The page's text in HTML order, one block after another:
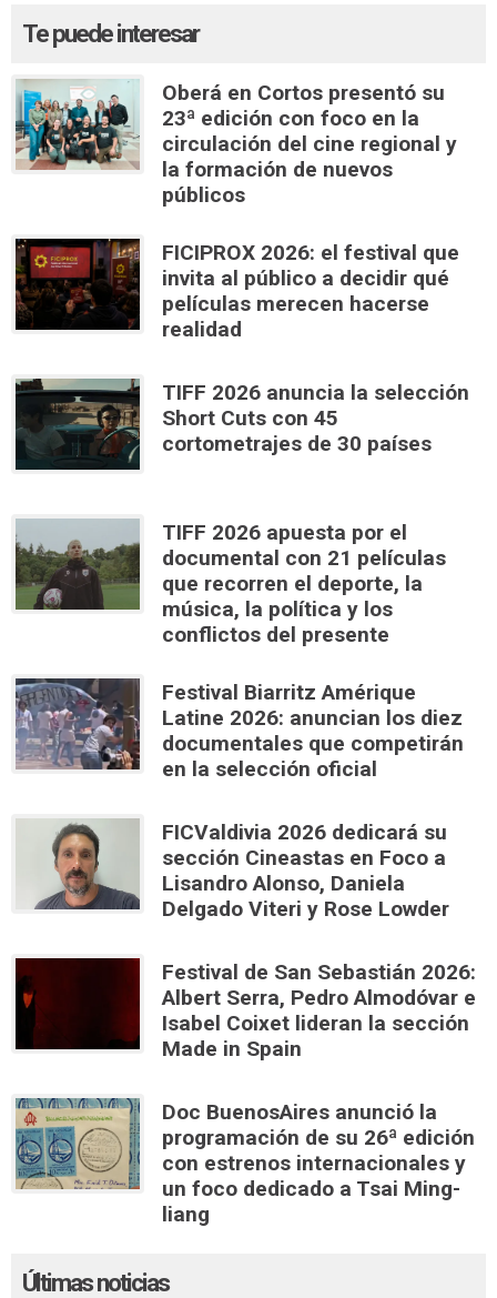
Te puede interesar
Oberá en Cortos presentó su
23ª edición con foco en la
circulación del cine regional y
la formación de nuevos
públicos
FICIPROX 2026: el festival que
invita al público a decidir qué
películas merecen hacerse
realidad
TIFF 2026 anuncia la selección
Short Cuts con 45
cortometrajes de 30 países
TIFF 2026 apuesta por el
documental con 21 películas
que recorren el deporte, la
música, la política y los
conflictos del presente
Festival Biarritz Amérique
Latine 2026: anuncian los diez
documentales que competirán
en la selección oficial
FICValdivia 2026 dedicará su
sección Cineastas en Foco a
Lisandro Alonso, Daniela
Delgado Viteri y Rose Lowder
Festival de San Sebastián 2026:
Albert Serra, Pedro Almodóvar e
Isabel Coixet lideran la sección
Made in Spain
Doc BuenosAires anunció la
programación de su 26ª edición
con estrenos internacionales y
un foco dedicado a Tsai Ming-
liang
Últimas noticias